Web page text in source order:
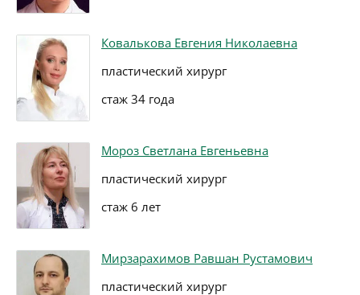
Ковалькова Евгения Николаевна
пластический хирург
стаж 34 года
Мороз Светлана Евгеньевна
пластический хирург
стаж 6 лет
Мирзарахимов Равшан Рустамович
пластический хирург